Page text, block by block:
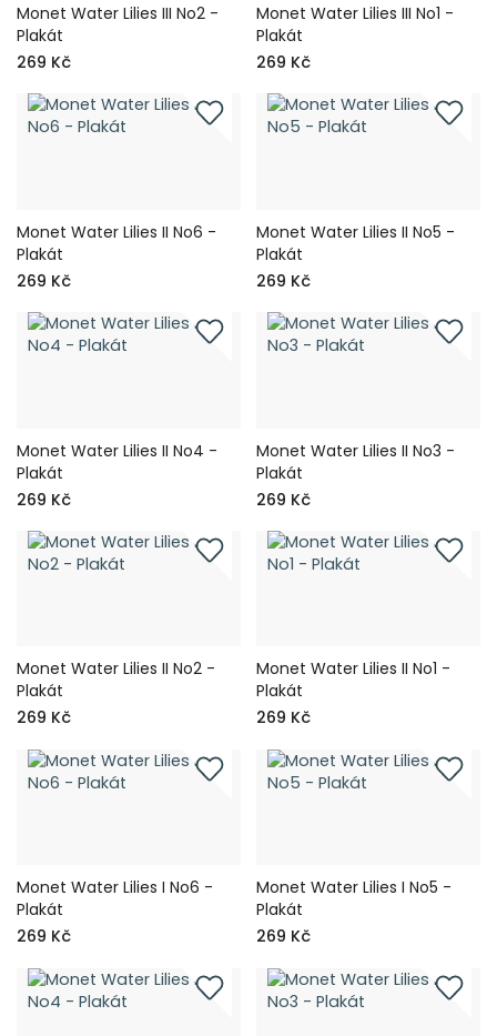
Monet Water Lilies III No2 -
Plakát
269 Kč
Monet Water Lilies III No1 -
Plakát
269 Kč
Monet Water Lilies II No6 -
Plakát
269 Kč
Monet Water Lilies II No5 -
Plakát
269 Kč
Monet Water Lilies II No4 -
Plakát
269 Kč
Monet Water Lilies II No3 -
Plakát
269 Kč
Monet Water Lilies II No2 -
Plakát
269 Kč
Monet Water Lilies II No1 -
Plakát
269 Kč
Monet Water Lilies I No6 -
Plakát
269 Kč
Monet Water Lilies I No5 -
Plakát
269 Kč